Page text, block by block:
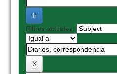
Filtros actuales: